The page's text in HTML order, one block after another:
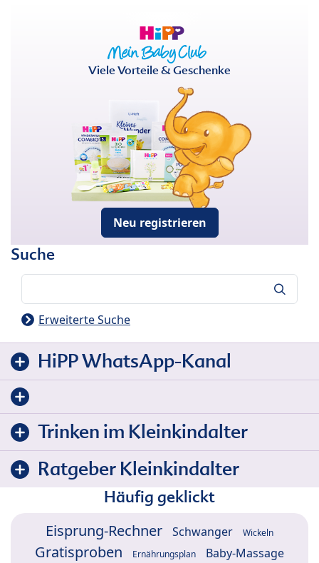
Viele Vorteile & Geschenke
Neu registrieren
Suche
Erweiterte Suche
HiPP WhatsApp-Kanal
Trinken im Kleinkindalter
Ratgeber Kleinkindalter
Häufig geklickt
Eisprung-Rechner Schwanger Wickeln
Gratisproben Ernährungsplan Baby-Massage